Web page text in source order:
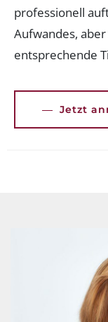
professionell
Aufwandes,
entsprechende
Jetzt